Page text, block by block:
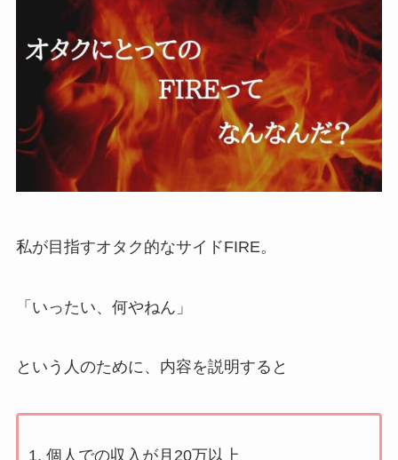
私が目指すオタク的なサイドFIRE。
「いったい、何やねん」
という人のために、内容を説明すると
個人での収入が月20万以上